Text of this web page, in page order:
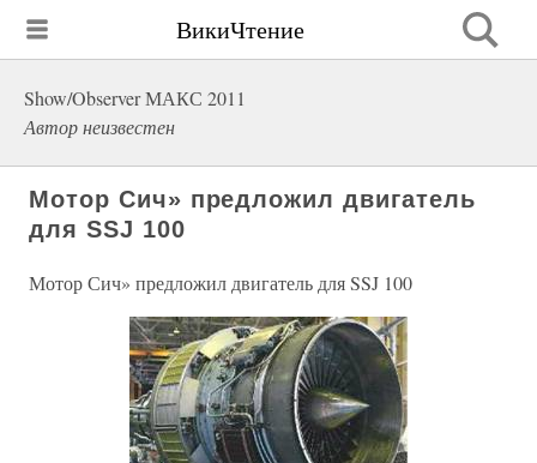
ВикиЧтение
Show/Observer МАКС 2011
Автор неизвестен
Мотор Сич» предложил двигатель
для SSJ 100
Мотор Сич» предложил двигатель для SSJ 100